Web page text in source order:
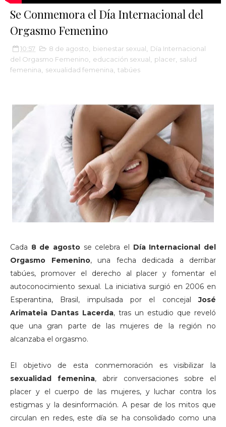
Se Conmemora el Día Internacional del
Orgasmo Femenino
10:57 8 de agosto bienestar sexual
Día Internacional
del Orgasmo Femenino
educación sexual placer
salud
femenina
sexualidad femenina tabúes
Cada 8 de agosto se celebra el Día Internacional del
Orgasmo Femenino, una fecha dedicada a derribar
tabúes, promover el derecho al placer y fomentar el
autoconocimiento sexual. La iniciativa surgió en 2006 en
Esperantina, Brasil, impulsada por el concejalJosé
Arimateia Dantas Lacerda, tras un estudio que reveló
que una gran parte de las mujeres de la región no
alcanzaba el orgasmo.
El objetivo de esta conmemoración es visibilizar la
sexualidad femenina, abrir conversaciones sobre el
placer y el cuerpo de las mujeres, y luchar contra los
estigmas y la desinformación. A pesar de los mitos que
circulan en redes, este día se ha consolidado como una